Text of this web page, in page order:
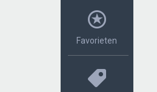
Favorieten